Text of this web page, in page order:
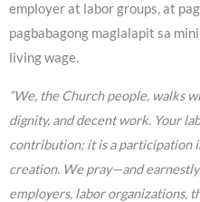
employer at labor groups, at
pagbabagong maglalapit sa
living wage.
“We, the Church people, walks
dignity, and decent work. Your
contribution; it is a participation
creation. We pray—and
employers, labor organizations,